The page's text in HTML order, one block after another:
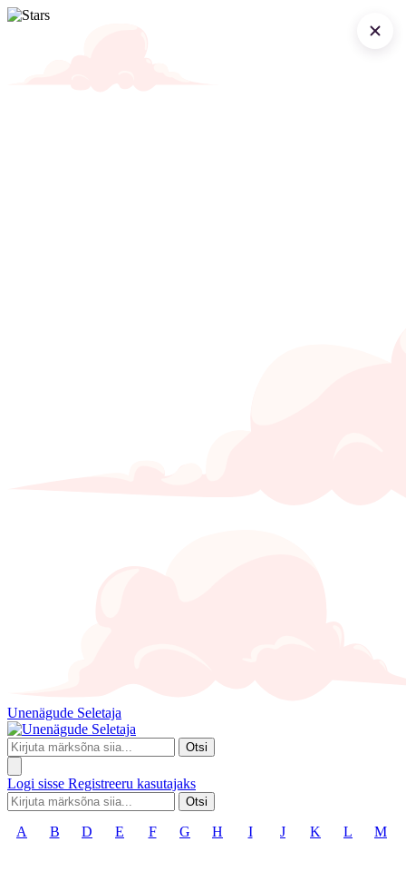
Unenägude Seletaja
Otsi
Logi sisse Registreeru kasutajaks
Otsi
A B D E F G H I J K L M